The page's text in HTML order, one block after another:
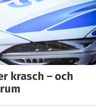
krasch – och